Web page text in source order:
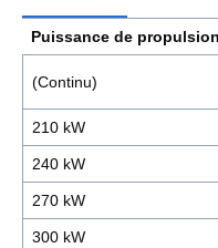
Puissance de propulsion
(Continu)
210 kW
240 kW
270 kW
300 kW